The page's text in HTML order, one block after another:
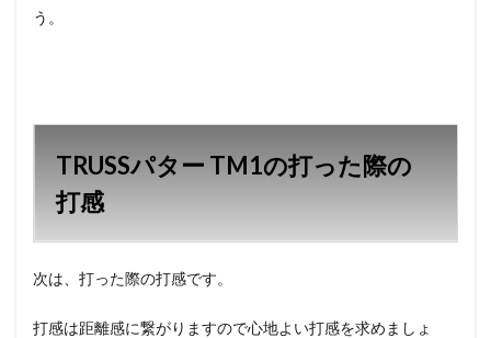
う。
TRUSSパター TM1の打った際の
打感
次は、打った際の打感です。
打感は距離感に繋がりますので心地よい打感を求めましょ